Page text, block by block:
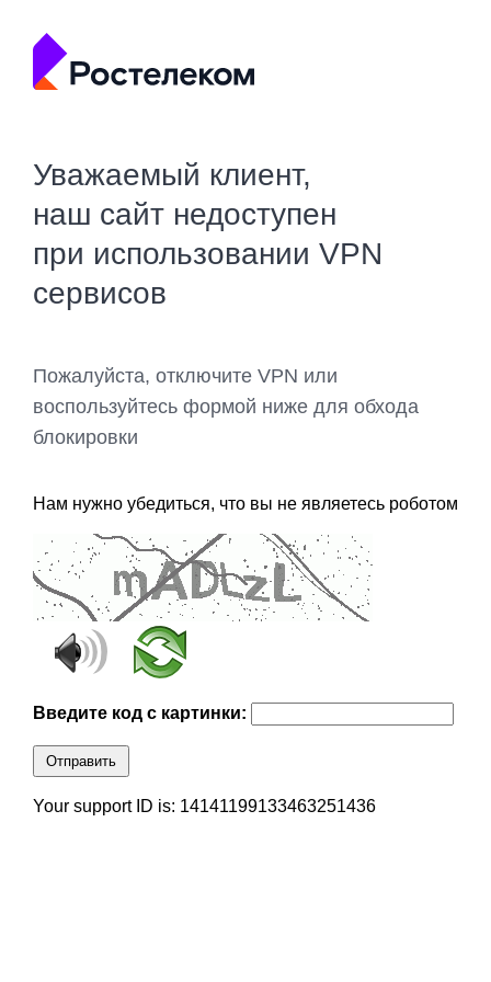
Уважаемый клиент,
наш сайт недоступен
при использовании VPN
сервисов
Пожалуйста, отключите VPN или
воспользуйтесь формой ниже для обхода
блокировки
Нам нужно убедиться, что вы не являетесь роботом
Введите код с картинки:
Отправить
Your support ID is: 14141199133463251436